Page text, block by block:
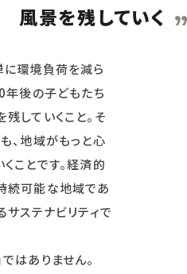
風景を残していく
に環境負荷を減ら
年後の子どもたち
していくこと。そ
、地域がもっと心
ことです。経済的
続可能な地域であ
サステナビリティで
はありません。